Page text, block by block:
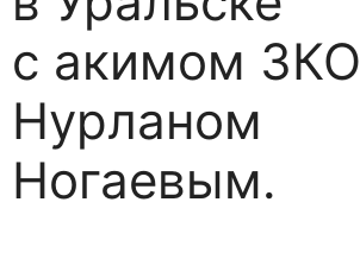
с акимом ЗКО
Нурланом
Ногаевым.